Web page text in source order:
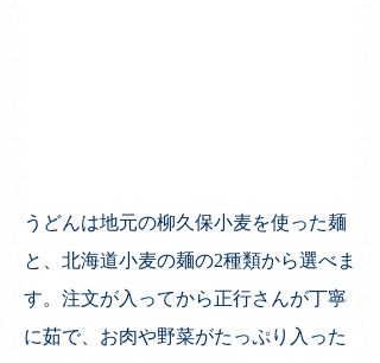
うどんは地元の柳久保小麦を使った麺
と、北海道小麦の麺の2種類から選べま
す。注文が入ってから正行さんが丁寧
に茹で、お肉や野菜がたっぷり入った